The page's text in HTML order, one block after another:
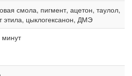
смола, пигмент, ацетон, таулол,
этила, цыклогексанон, ДМЭ